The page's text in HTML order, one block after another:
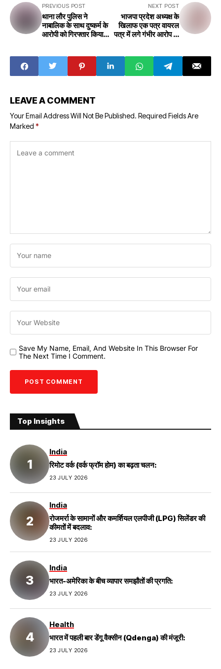
PREVIOUS POST
थाना लौर पुलिस ने
नाबालिक के साथ दुष्कर्म के
आरोपी को गिरफ्तार किया
accused of
raping a minor
NEXT POST
भाजपा प्रदेश अध्यक्ष के
खिलाफ एक पत्र वायरल
पत्र में लगे गंभीर आरोप A
president goes
viral Serious
allegations in the
LEAVE A COMMENT
Your Email Address Will Not Be Published. Required Fields Are
Marked *
Save My Name, Email, And Website In This Browser For
The Next Time I Comment.
Top Insights
India
रिमोट वर्क (वर्क फ्रॉम होम) का बढ़ता चलन:
23 JULY 2026
India
रोजमर्रा के सामानों और कमर्शियल एलपीजी (LPG) सिलेंडर की
कीमतों में बदलाव:
23 JULY 2026
India
भारत-अमेरिका के बीच व्यापार समझौतों की प्रगति:
23 JULY 2026
Health
भारत में पहली बार डेंगू वैक्सीन (Qdenga) की मंजूरी:
23 JULY 2026